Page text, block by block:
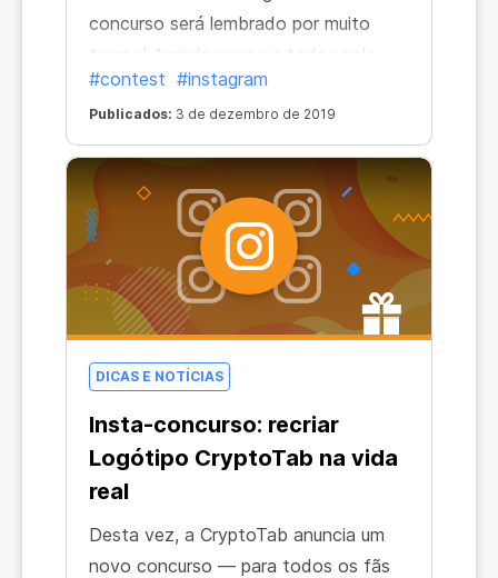
concurso será lembrado por muito
tempo! Agradecemos a todos pelo
esforço e participação.
#contest #instagram
Publicados: 3 de dezembro de 2019
DICAS E NOTÍCIAS
Insta-concurso: recriar
Logótipo CryptoTab na vida
real
Desta vez, a CryptoTab anuncia um
novo concurso — para todos os fãs